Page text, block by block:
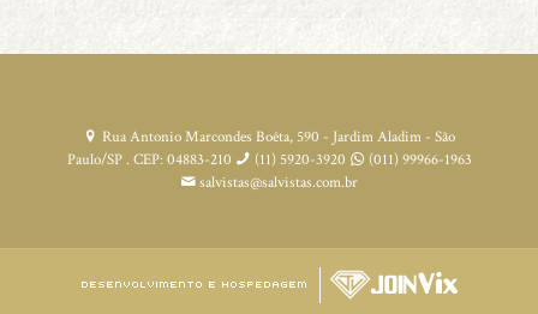
Rua Antonio Marcondes Boêta, 590 - Jardim Aladim - São
Paulo/SP . CEP: 04883-210
(11) 5920-3920
(011) 99966-1963
salvistas@salvistas.com.br